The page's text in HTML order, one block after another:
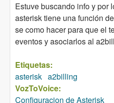
Estuve buscando info y por
asterisk tiene una función
se como hacer para que el
eventos y asociarlos al
Etiquetas:
asterisk a2billing
VozToVoice:
Configuracion de Asterisk